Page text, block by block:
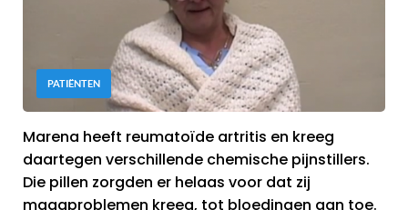
PATIËNTEN
Marena heeft reumatoïde artritis en kreeg
daartegen verschillende chemische pijnstillers.
Die pillen zorgden er helaas voor dat zij
maagproblemen kreeg, tot bloedingen aan toe.